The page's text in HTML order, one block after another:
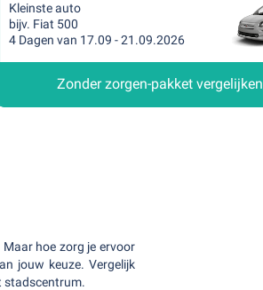
Kleinste auto
bijv. Fiat 500
4 Dagen van 17.09 - 21.09.2026
Zonder zorgen-pakket vergelijken
hoe zorg je ervoor
jouw keuze. Vergelijk
stadscentrum.